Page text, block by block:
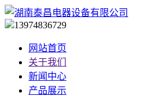
13974836729
网站首页
关于我们
新闻中心
产品展示